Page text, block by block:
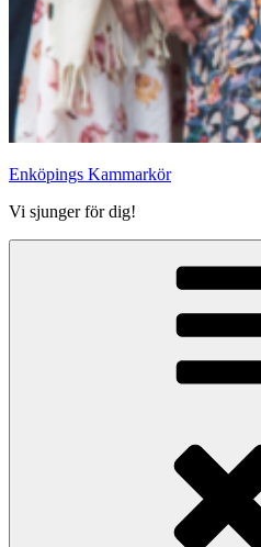
Enköpings Kammarkör
Vi sjunger för dig!